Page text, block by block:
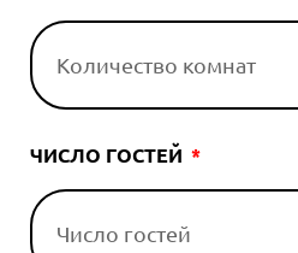
ЧИСЛО ГОСТЕЙ